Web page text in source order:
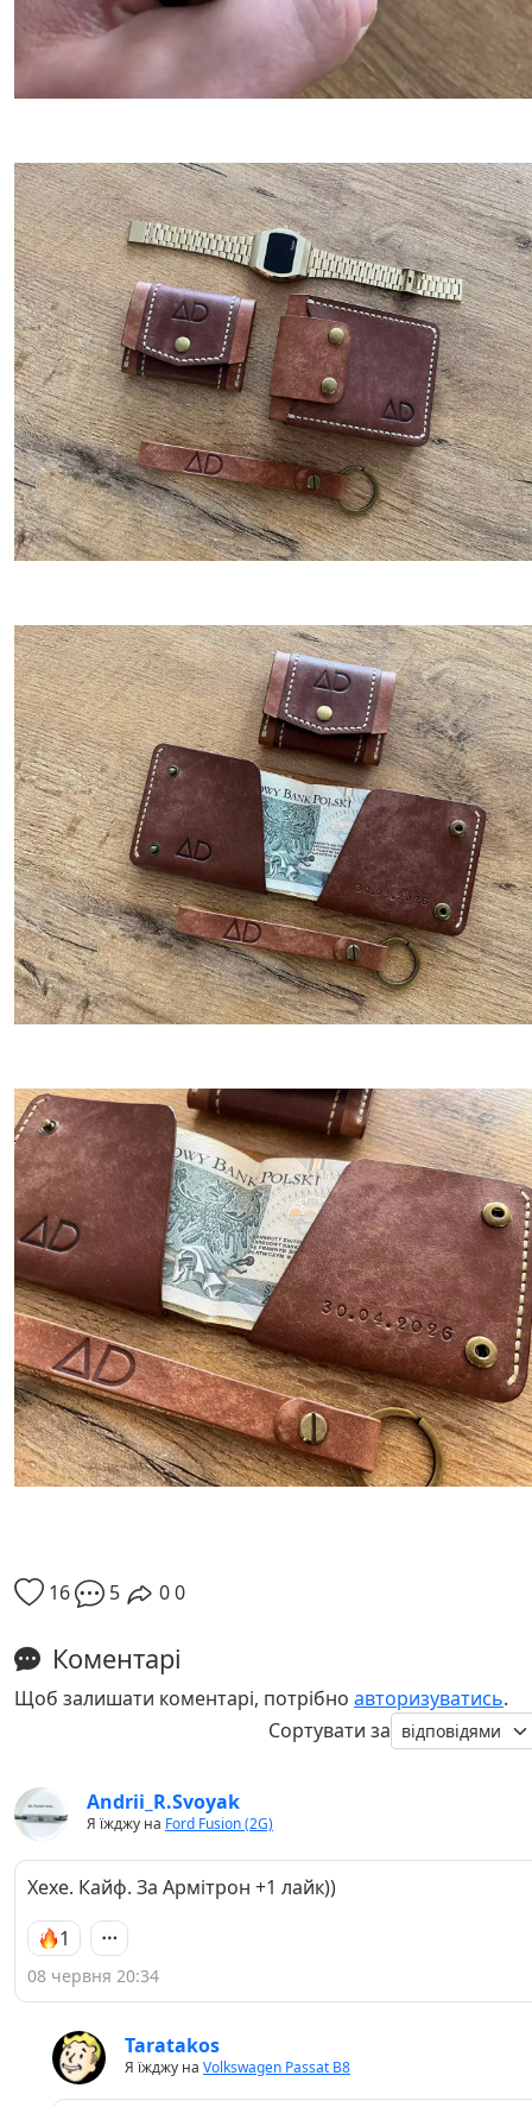
16 5 00
Коментарі
Щоб залишати коментарі, потрібно авторизуватись.
Сортувати за
Andrii_R.Svoyak
Я їжджу на Ford Fusion (2G)
Хехе. Кайф. За Армітрон +1 лайк))
1
08 червня 20:34
Taratakos
Я їжджу на Volkswagen Passat B8